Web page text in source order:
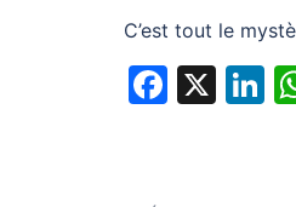
C’est tout le
X